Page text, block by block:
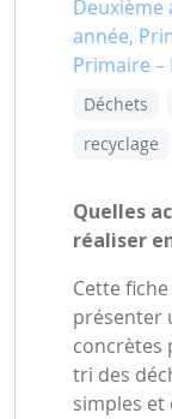
Deuxième
année,
Primaire –
Déchets
recyclage
Quelles
réaliser
Cette
présenter
concrètes
tri des
simples